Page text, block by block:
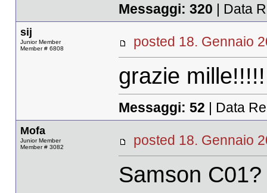
Messaggi: 320 | Data
sij
Junior Member
Member # 6808
posted 18.
grazie mille!!!!!
Messaggi: 52 | Data
Mofa
Junior Member
Member # 3082
posted 18.
Samson